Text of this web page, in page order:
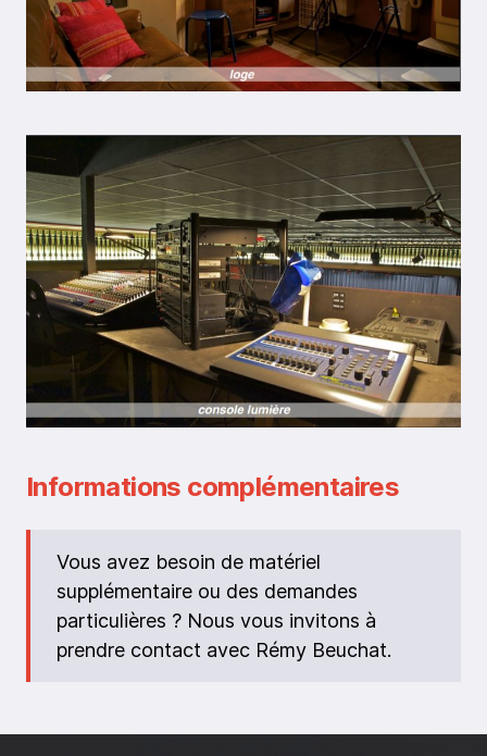
Informations complémentaires
Vous avez besoin de matériel
supplémentaire ou des demandes
particulières ? Nous vous invitons à
prendre contact avec Rémy Beuchat.